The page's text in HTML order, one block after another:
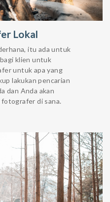
Lokal
itu ada untuk
klien untuk
untuk apa yang
lakukan pencarian
dan Anda akan
fotografer di sana.